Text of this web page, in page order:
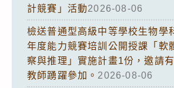
計競賽」活動2026-08-06
檢送普通型高級中等學校生物學
年度能力競賽培訓公開授課「軟
察與推理」實施計畫1份，邀請
教師踴躍參加。 2026-08-06